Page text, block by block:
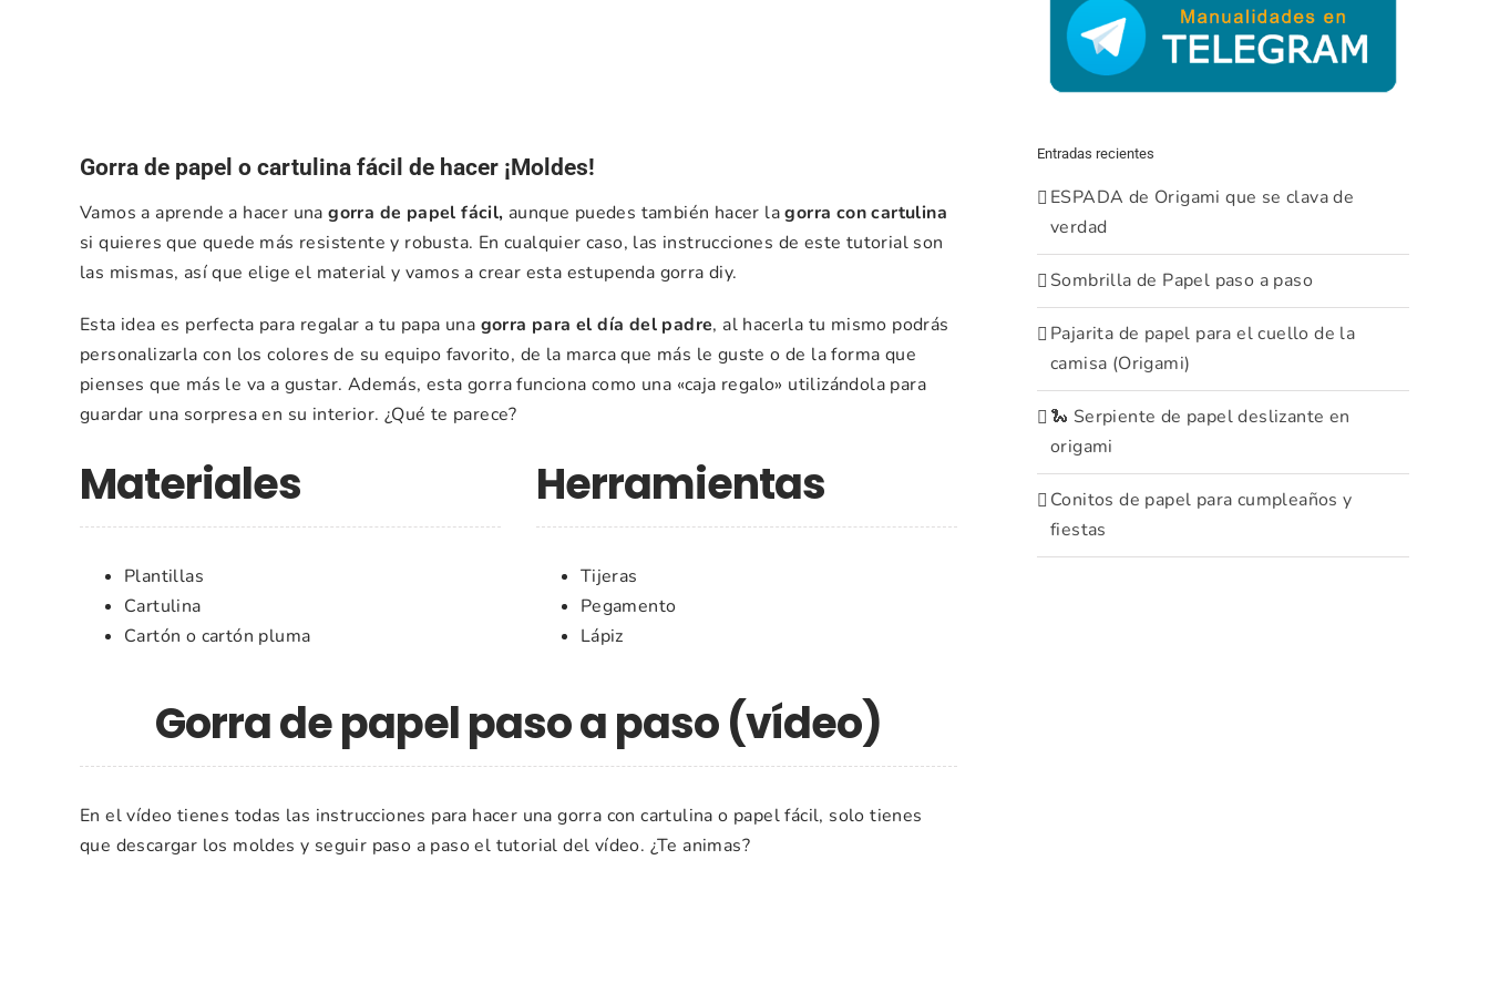
Gorra de papel o cartulina fácil de hacer ¡Moldes!
Vamos a aprende a hacer unagorra de papel fácil, aunque puedes también hacer lagorra con cartulina
si quieres que quede más resistente y robusta. En cualquier caso, las instrucciones de este tutorial son
las mismas, así que elige el material y vamos a crear esta estupenda gorra diy.
Esta idea es perfecta para regalar a tu papa una gorra para el día del padre, al hacerla tu mismo podrás
personalizarla con los colores de su equipo favorito, de la marca que más le guste o de la forma que
pienses que más le va a gustar. Además, esta gorra funciona como una «caja regalo» utilizándola para
guardar una sorpresa en su interior. ¿Qué te parece?
Materiales
Plantillas
Cartulina
Cartón o cartón pluma
Herramientas
Tijeras
Pegamento
Lápiz
Gorra de papel paso a paso (vídeo)
En el vídeo tienes todas las instrucciones para hacer una gorra con cartulina o papel fácil, solo tienes
que descargar los moldes y seguir paso a paso el tutorial del vídeo. ¿Te animas?
Entradas recientes
ESPADA de Origami que se clava de
verdad
Sombrilla de Papel paso a paso
Pajarita de papel para el cuello de la
camisa (Origami)
🐍 Serpiente de papel deslizante en
origami
Conitos de papel para cumpleaños y
fiestas